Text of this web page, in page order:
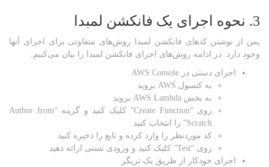
3. نحوه اجرای یک فانکشن لمبدا
پس از نوشتن کدهای فانکشن لمبدا روش‌های متفاوتی برای اجرای آنها
وجود دارد. در ادامه روش‌های اجرای فانکشن لمبدا را بیان می‌کنیم:
اجرای دستی در AWS Console
به کنسول AWS بروید
به بخش AWS Lambda بروید
روی “Create Function” کلیک کنید و گزینه “Author from
Scratch” را انتخاب کنید
کد موردنظر را وارد کرده و تابع را ذخیره کنید
روی “Test” کلیک کنید و ورودی تستی ارائه دهید
اجرای خودکار از طریق یک تریگر